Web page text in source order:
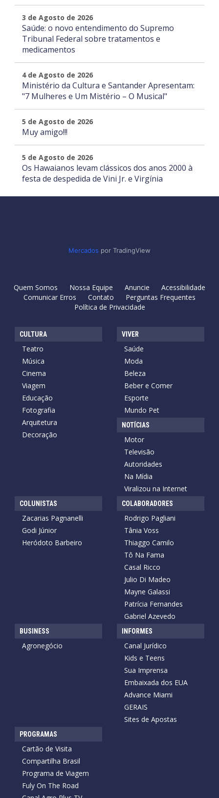
3 de Agosto de 2026
Saúde: o novo entendimento do Supremo
Tribunal Federal sobre tratamentos e
medicamentos
4 de Agosto de 2026
Ministério da Cultura e Santander Apresentam:
"7 Mulheres e Um Mistério – O Musical"
5 de Agosto de 2026
Muy amigo!!!
5 de Agosto de 2026
Os Hawaianos levam clássicos dos anos 2000 à
festa de despedida de Vini Jr. e Virgínia
Mercados por TradingView
Quem Somos Nossa Equipe Anuncie
Acessibilidade
Comunicar Erros
Contato
Perguntas Frequentes
Política de Privacidade
CULTURA
Teatro
Música
Cinema
Viagem
Educação
Fotografia
Arquitetura
Decoração
VIVER
Saúde
Moda
Beleza
Beber e Comer
Esporte
Mundo Pet
NOTÍCIAS
Motor
Televisão
Autoridades
Na Mídia
Viralizou na Internet
COLUNISTAS
Zacarias Pagnanelli
Godi Júnior
Heródoto Barbeiro
COLABORADORES
Rodrigo Pagliani
Tânia Voss
Thiaggo Camilo
Tô Na Fama
Casal Ricco
Julio Di Madeo
Mayne Galassi
Patrícia Fernandes
Gabriel Azevedo
BUSINESS
Agronegócio
INFORMES
Canal Jurídico
Kids e Teens
Sua Imprensa
Embaixada dos EUA
Advance Miami
GERAIS
Sites de Apostas
PROGRAMAS
Cartão de Visita
Compartilha Brasil
Programa de Viagem
Fuly On The Road